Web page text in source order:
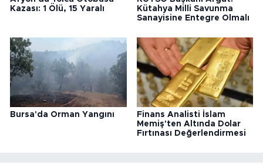
Kazası: 1 Ölü, 15 Yaralı
Kütahya Milli Savunma
Sanayisine Entegre Olmalı
Bursa'da Orman Yangını
Finans Analisti İslam
Memiş'ten Altında Dolar
Fırtınası Değerlendirmesi